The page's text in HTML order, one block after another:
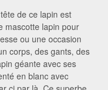
de ce lapin est
mascotte lapin pour
ou une occasion
corps, des gants, des
géante avec ses
en blanc avec